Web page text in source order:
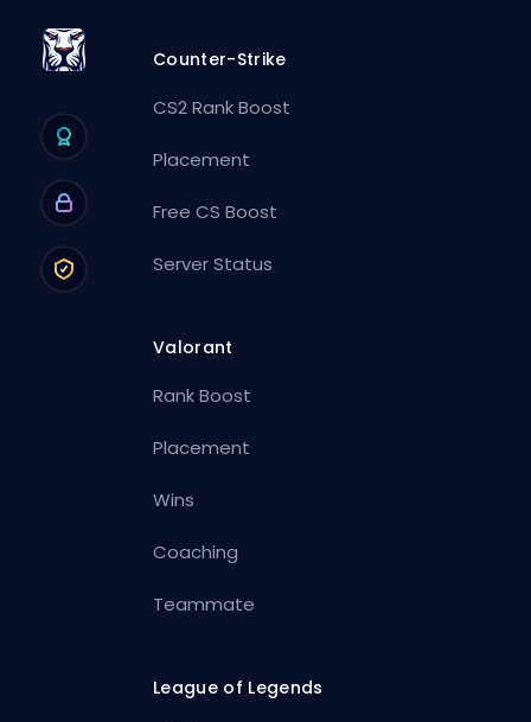
Counter-Strike
CS2 Rank Boost
Placement
Free CS Boost
Server Status
Valorant
Rank Boost
Placement
Wins
Coaching
Teammate
League of Legends